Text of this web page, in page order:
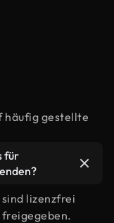
häufig gestellte
für
lizenzfrei